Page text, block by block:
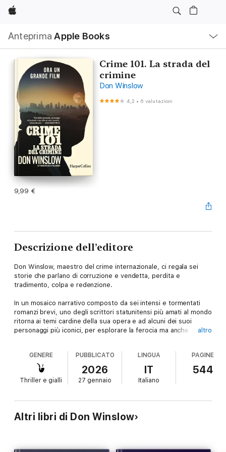
Apple
Anteprima Apple Books
locale
Apri
Menu
Crime 101. La strada del
crimine
Don Winslow
4,2 • 6 valutazioni
9,99 €
Descrizione dell’editore
Don Winslow, maestro del crime internazionale, ci regala sei
storie che parlano di corruzione e vendetta, perdita e
tradimento, colpa e redenzione.
In un mosaico narrativo composto da sei intensi e tormentati
romanzi brevi, uno degli scrittori statunitensi più amati al mondo
ritorna ai temi cardine della sua opera e ad alcuni dei suoi
personaggi più iconici, per esplorare la ferocia ma anche la
Da questo libro, già pubblicato con il titolo Broken, a Febbraio
2026 un grande film con Chris Hemsworth, Halle Berry, Mark
Ruffalo, Barry Keoghan e Monica Barbaro.
Una serie di furti di gioielli sulla Highway 101 è rimasta irrisolta
codice di comportamento. Ma l’istinto del detective Lou
Lubesnick gli dice che è il lavoro di un solo uomo: per stanarlo
lui è disposto a infrangere ogni regola.
altro
GENERE
Thriller e gialli
PUBBLICATO
2026
27 gennaio
LINGUA
IT
Italiano
PAGINE
544
Altri libri di Don Winslow